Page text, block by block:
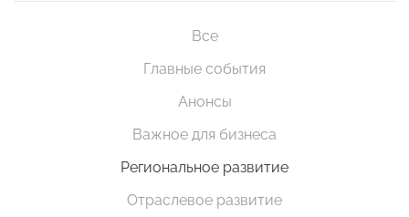
Все
Главные события
Анонсы
Важное для бизнеса
Региональное развитие
Отраслевое развитие